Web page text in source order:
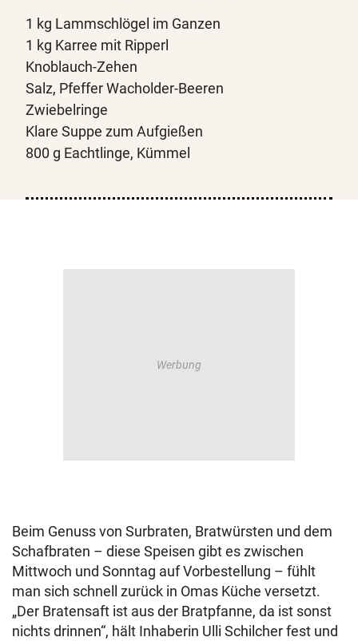
1 kg Lammschlögel im Ganzen
1 kg Karree mit Ripperl
Knoblauch-Zehen
Salz, Pfeffer Wacholder-Beeren
Zwiebelringe
Klare Suppe zum Aufgießen
800 g Eachtlinge, Kümmel
Beim Genuss von Surbraten, Bratwürsten und dem
Schafbraten – diese Speisen gibt es zwischen
Mittwoch und Sonntag auf Vorbestellung – fühlt
man sich schnell zurück in Omas Küche versetzt.
„Der Bratensaft ist aus der Bratpfanne, da ist sonst
nichts drinnen“, hält Inhaberin Ulli Schilcher fest und